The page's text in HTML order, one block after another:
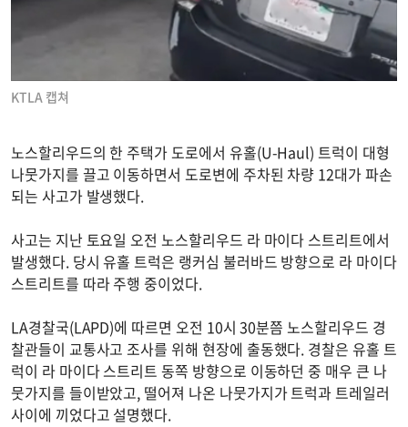
KTLA 캡쳐
노스할리우드의 한 주택가 도로에서 유홀(U-Haul) 트럭이 대형
나뭇가지를 끌고 이동하면서 도로변에 주차된 차량 12대가 파손
되는 사고가 발생했다.
사고는 지난 토요일 오전 노스할리우드 라 마이다 스트리트에서
발생했다. 당시 유홀 트럭은 랭커심 불러바드 방향으로 라 마이다
스트리트를 따라 주행 중이었다.
LA경찰국(LAPD)에 따르면 오전 10시 30분쯤 노스할리우드 경
찰관들이 교통사고 조사를 위해 현장에 출동했다. 경찰은 유홀 트
럭이 라 마이다 스트리트 동쪽 방향으로 이동하던 중 매우 큰 나
뭇가지를 들이받았고, 떨어져 나온 나뭇가지가 트럭과 트레일러
사이에 끼었다고 설명했다.